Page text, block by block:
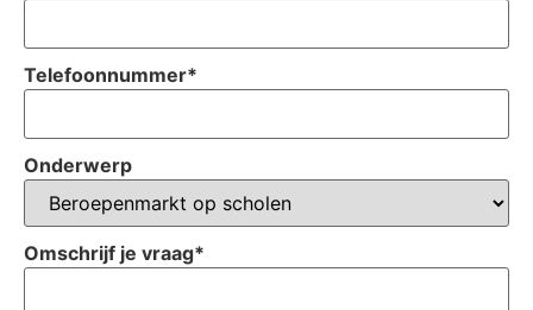
Telefoonnummer*
Onderwerp
Omschrijf je vraag*